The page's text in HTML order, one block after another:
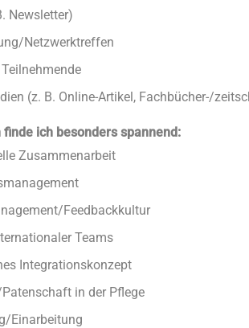
Newsletter)
Netzwerktreffen
(z. B. Online-Artikel, Fachbücher-/
finde ich besonders spannend:
Zusammenarbeit
Feedbackkultur
Teams
Integrationskonzept
in der Pflege
Einarbeitung